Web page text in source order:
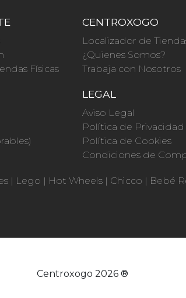
Físicas
CENTROXOGO
Localizador de
¿Quienes Somos?
Trabaja con Nosotros
LEGAL
Aviso Legal
Política de Privacidad
Política de Cookies
Condiciones de
| Lego | Hot Wheels | Chicco | Bebé
Centroxogo 2026 ®